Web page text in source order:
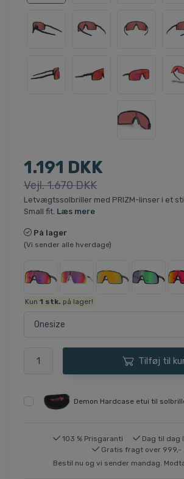
1.191 DKK
Vejl. 1.670 DKK
Letvægtssolbriller med PRIZM-linser i et
Small fit. Læs mere
På lager
(Vi sender alle hverdage)
Kun1 stk. på lager!
Tilføj til
Demon Hardcase etui til
103 % Prisgaranti
Dag til dag
Gratis fragt over 999,-
Bestil nu og vi sender mandag.